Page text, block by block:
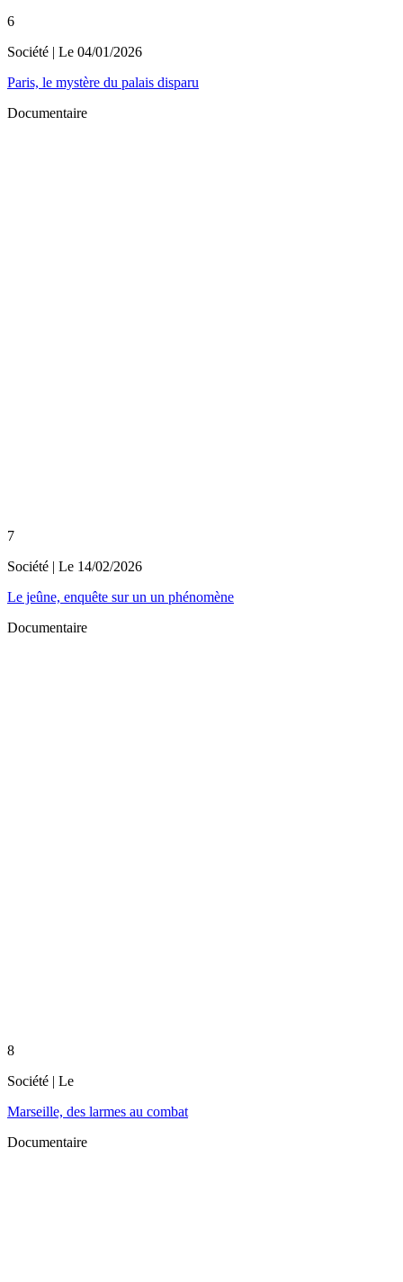
6
Société | Le 04/01/2026
Paris, le mystère du palais disparu
Documentaire
7
Société | Le 14/02/2026
Le jeûne, enquête sur un un phénomène
Documentaire
8
Société | Le
Marseille, des larmes au combat
Documentaire